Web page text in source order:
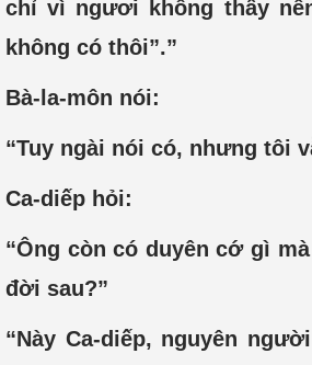
chỉ vì ngươi không thấy
không có thôi”.”
Bà-la-môn nói:
“Tuy ngài nói có, nhưng tôi
Ca-diếp hỏi:
“Ông còn có duyên cớ gì
đời sau?”
“Này Ca-diếp, nguyên